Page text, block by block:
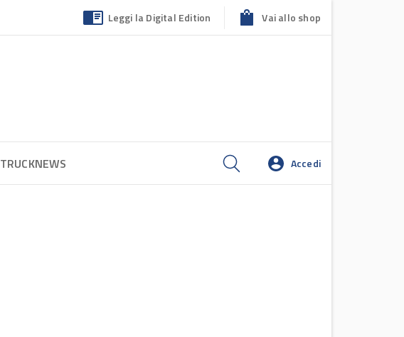
Leggi la Digital Edition Vai allo shop
TRUCKNEWS Accedi